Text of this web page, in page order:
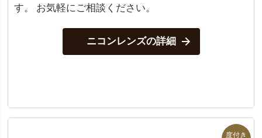
す。 お気軽にご相談ください。
ニコンレンズの詳細